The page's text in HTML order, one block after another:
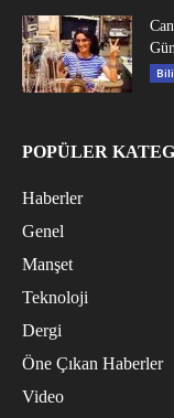
POPÜLER
Haberler
Genel
Manşet
Teknoloji
Dergi
Öne Çıkan Haberler
Video